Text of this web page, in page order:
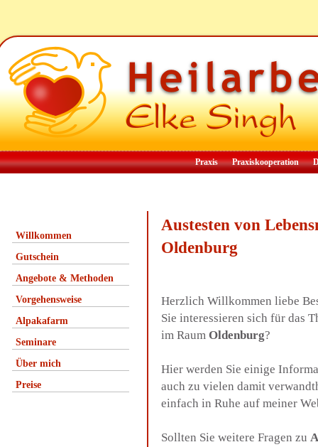
Praxis Praxiskooperation
Willkommen
Gutschein
Angebote & Methoden
Vorgehensweise
Alpakafarm
Seminare
Über mich
Preise
Austesten von
Oldenburg
Herzlich Willkommen liebe
Sie interessieren sich für das
im Raum Oldenburg?
Hier werden Sie einige
auch zu vielen damit
einfach in Ruhe auf meiner
Sollten Sie weitere Fragen zu